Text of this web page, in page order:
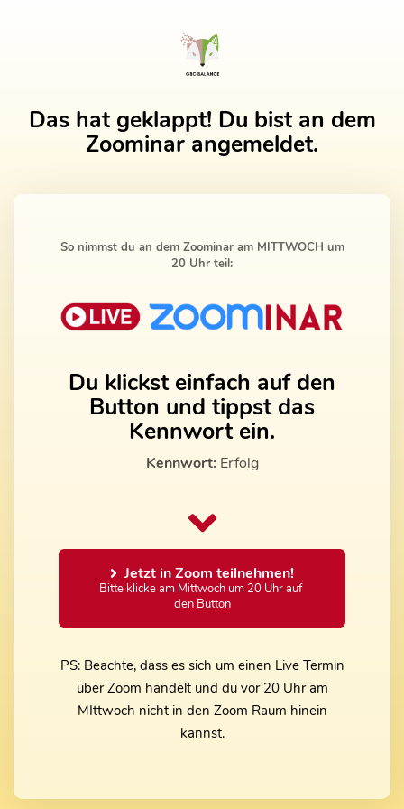
Das hat geklappt! Du bist an dem
Zoominar angemeldet.
So nimmst du an dem Zoominar am MITTWOCH um
20 Uhr teil:
Du klickst einfach auf den
Button und tippst das
Kennwort ein.
Kennwort: Erfolg
Jetzt in Zoom teilnehmen!
Bitte klicke am Mittwoch um 20 Uhr auf
den Button
PS: Beachte, dass es sich um einen Live Termin
über Zoom handelt und du vor 20 Uhr am
MIttwoch nicht in den Zoom Raum hinein
kannst.